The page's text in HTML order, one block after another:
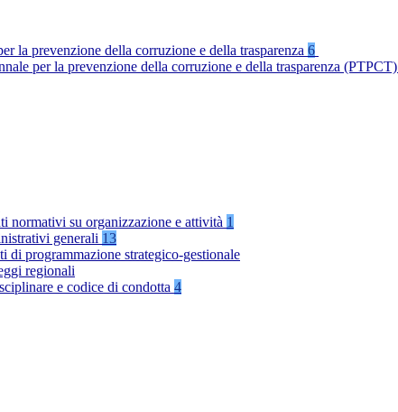
la prevenzione della corruzione e della trasparenza 6
per la prevenzione della corruzione e della trasparenza (PTPCT)
normativi su organizzazione e attività 1
generali 13
di programmazione strategico-gestionale
regionali
e codice di condotta 4